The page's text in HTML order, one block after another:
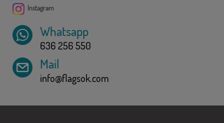
Instagram
Whatsapp
636 256 550
Mail
info@flagsok.com